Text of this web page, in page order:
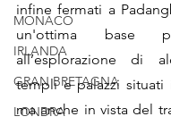
MONACO
IRLANDA
GRAN BRETAGNA
LONDRA
infine fermati a
un'ottima base
all’esplorazione di
templi e palazzi situati